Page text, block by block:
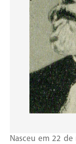
Nasceu em 22